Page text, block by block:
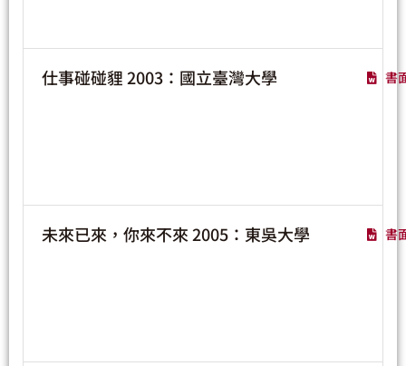
仕事碰碰貍 2003：國立臺灣大學 書
未來已來，你來不來 2005：東吳大學 書